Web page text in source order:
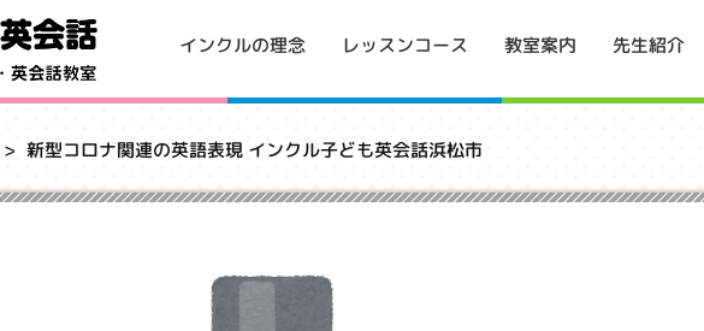
インクルの理念 レッスンコース 教室案内 先生紹介
新型コロナ関連の英語表現 インクル子ども英会話浜松市